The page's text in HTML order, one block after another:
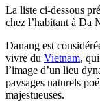
La liste ci-dessous
chez l’habitant à Da
Danang est
vivre du Vietnam,
l’image d’un lieu
paysages naturels
majestueuses.